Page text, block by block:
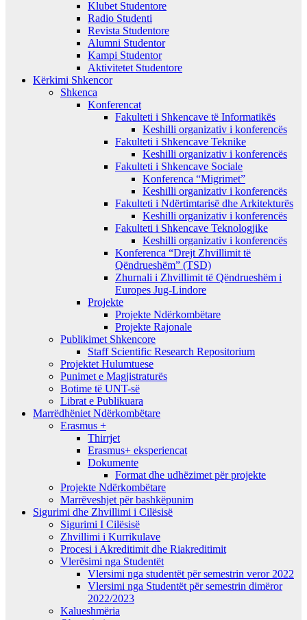
Klubet Studentore
Radio Studenti
Revista Studentore
Alumni Studentor
Kampi Studentor
Aktivitetet Studentore
Kërkimi Shkencor
Shkenca
Konferencat
Fakulteti i Shkencave të Informatikës
Keshilli organizativ i konferencës
Fakulteti i Shkencave Teknike
Keshilli organizativ i konferencës
Fakulteti i Shkencave Sociale
Konferenca “Migrimet”
Keshilli organizativ i konferencës
Fakulteti i Ndërtimtarisë dhe Arkitekturës
Keshilli organizativ i konferencës
Fakulteti i Shkencave Teknologjike
Keshilli organizativ i konferencës
Konferenca “Drejt Zhvillimit të
Qëndrueshëm” (TSD)
Zhurnali i Zhvillimit të Qëndrueshëm i
Europes Jug-Lindore
Projekte
Projekte Ndërkombëtare
Projekte Rajonale
Publikimet Shkencore
Staff Scientific Research Repositorium
Projektet Hulumtuese
Punimet e Magjistraturës
Botime të UNT-së
Librat e Publikuara
Marrëdhëniet Ndërkombëtare
Erasmus +
Thirrjet
Erasmus+ eksperiencat
Dokumente
Format dhe udhëzimet për projekte
Projekte Ndërkombëtare
Marrëveshjet për bashkëpunim
Sigurimi dhe Zhvillimi i Cilësisë
Sigurimi I Cilësisë
Zhvillimi i Kurrikulave
Procesi i Akreditimit dhe Riakreditimit
Vlerësimi nga Studentët
Vlersimi nga studentët për semestrin veror 2022
Vlersimi nga Studentët për semestrin dimëror
2022/2023
Kalueshmëria